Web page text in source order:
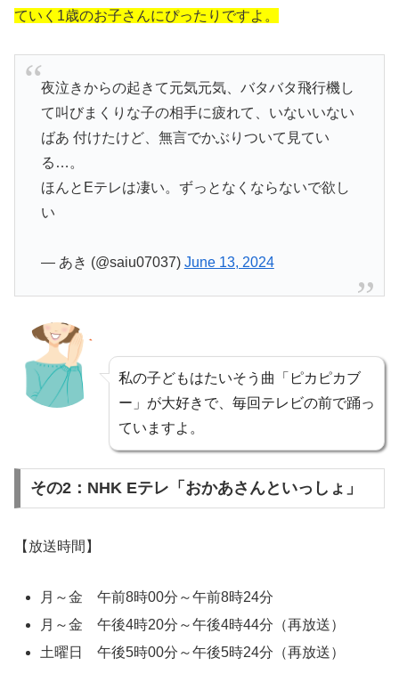
ていく1歳のお子さんにぴったりですよ。
夜泣きからの起きて元気元気、バタバタ飛行機し
て叫びまくりな子の相手に疲れて、いないいない
ばあ 付けたけど、無言でかぶりついて見てい
る…。
ほんとEテレは凄い。ずっとなくならないで欲し
い
— あき (@saiu07037) June 13, 2024
私の子どもはたいそう曲「ピカピカブ
ー」が大好きで、毎回テレビの前で踊っ
ていますよ。
その2：NHK Eテレ「おかあさんといっしょ」
【放送時間】
月～金 午前8時00分～午前8時24分
月～金 午後4時20分～午後4時44分（再放送）
土曜日 午後5時00分～午後5時24分（再放送）